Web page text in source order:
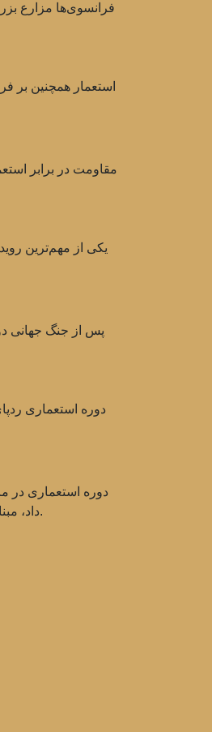
فرانسوی‌ها مزارع
استعمار همچنین بر
دوره استعماری
دوره استعماری در
داد، مبنایی برای شکل‌گیری جامعه مدرن ماداگاسکار شدند. بررسی تاریخ این دوره به درک ریشه‌های مشکلات و آرزوهای معاصر مردم ماداگاسکار کمک می‌کند.